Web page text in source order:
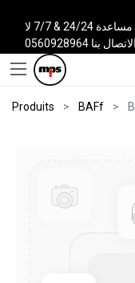
اطلب الان والدفع عند الاستلام اذا احتجت مساعدة 24/24 & 7/7 لا
0560928964
Produits BAFf